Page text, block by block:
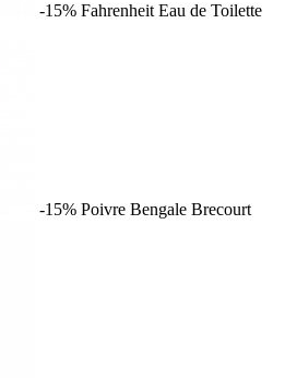
-15% Fahrenheit Eau de Toilette
-15% Poivre Bengale Brecourt